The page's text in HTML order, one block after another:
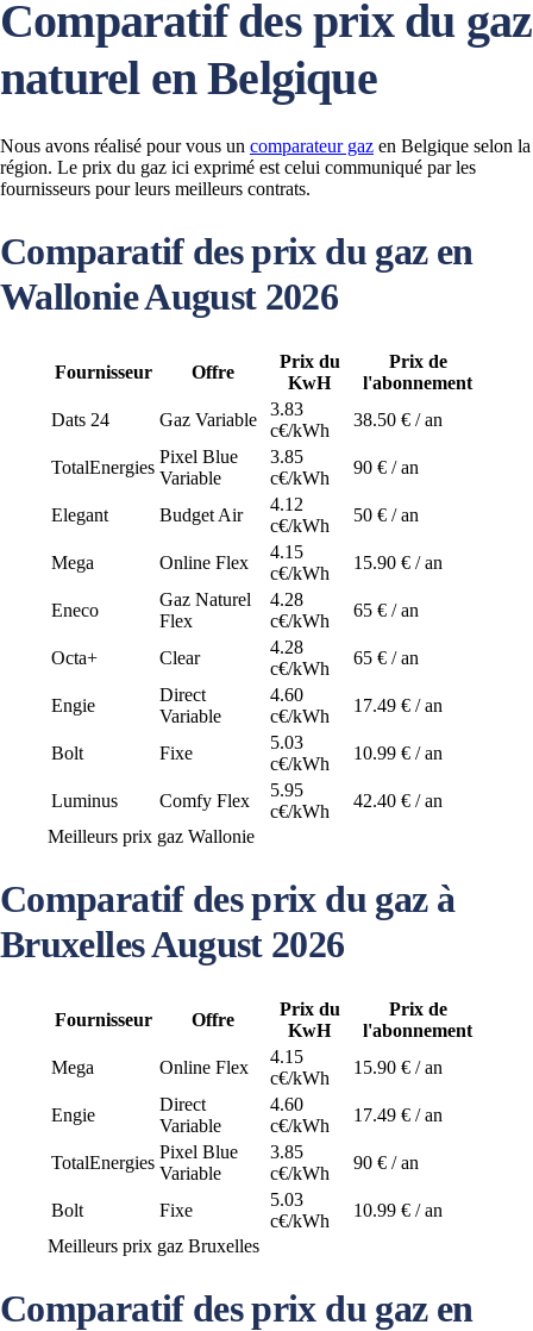
Comparatif des prix du gaz
naturel en Belgique
Nous avons réalisé pour vous un comparateur gaz en Belgique selon la
région. Le prix du gaz ici exprimé est celui communiqué par les
fournisseurs pour leurs meilleurs contrats.
Comparatif des prix du gaz en
Wallonie August 2026
Fournisseur Offre
Prix du
KwH
Prix de
l'abonnement
Dats 24
Gaz Variable
3.83
c€/kWh
38.50 € / an
TotalEnergies
Pixel Blue
Variable
3.85
c€/kWh
90 € / an
Elegant Budget Air
4.12
c€/kWh
50 € / an
Mega Online Flex
4.15
c€/kWh
15.90 € / an
Eneco
Gaz Naturel
Flex
4.28
c€/kWh
65 € / an
Octa+ Clear
4.28
c€/kWh
65 € / an
Engie
Direct
Variable
4.60
c€/kWh
17.49 € / an
Bolt Fixe
5.03
c€/kWh
10.99 € / an
Luminus Comfy Flex
5.95
c€/kWh
42.40 € / an
Meilleurs prix gaz Wallonie
Comparatif des prix du gaz à
Bruxelles August 2026
Fournisseur Offre
Prix du
KwH
Prix de
l'abonnement
Mega
Online Flex
4.15
c€/kWh
15.90 € / an
Engie
Direct
Variable
4.60
c€/kWh
17.49 € / an
TotalEnergies
Pixel Blue
Variable
3.85
c€/kWh
90 € / an
Bolt Fixe
5.03
c€/kWh
10.99 € / an
Meilleurs prix gaz Bruxelles
Comparatif des prix du gaz en